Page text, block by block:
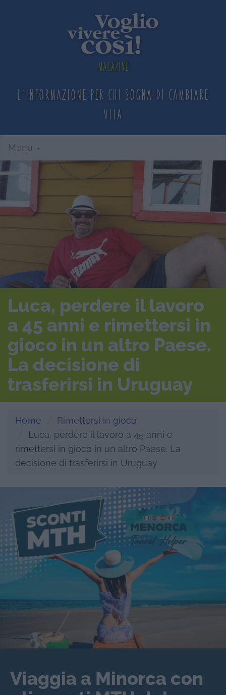
Magazine
L'informazione per chi sogna di cambiare
vita
Menu
Luca, perdere il lavoro
a 45 anni e rimettersi in
gioco in un altro Paese.
La decisione di
trasferirsi in Uruguay
Home
Rimettersi in gioco
Luca, perdere il lavoro a 45 anni e
rimettersi in gioco in un altro Paese. La
decisione di trasferirsi in Uruguay
Viaggia a Minorca con